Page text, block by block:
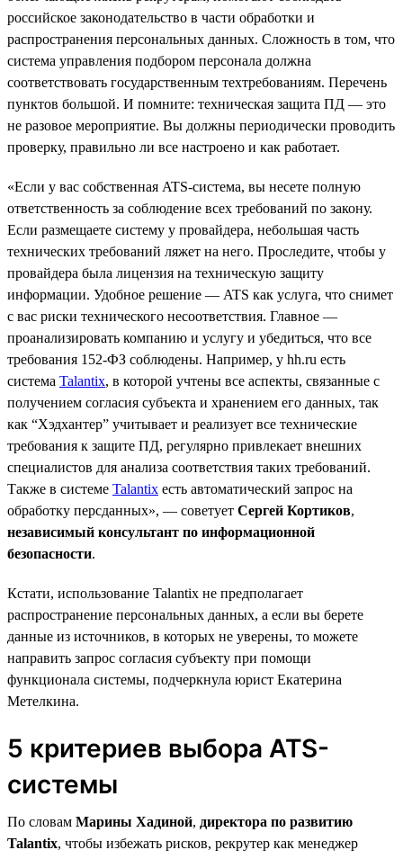
российское законодательство в части обработки и
распространения персональных данных. Сложность в том, что
система управления подбором персонала должна
соответствовать государственным техтребованиям. Перечень
пунктов большой. И помните: техническая защита ПД — это
не разовое мероприятие. Вы должны периодически проводить
проверку, правильно ли все настроено и как работает.
«Если у вас собственная ATS-система, вы несете полную
ответственность за соблюдение всех требований по закону.
Если размещаете систему у провайдера, небольшая часть
технических требований ляжет на него. Проследите, чтобы у
провайдера была лицензия на техническую защиту
информации. Удобное решение — ATS как услуга, что снимет
с вас риски технического несоответствия. Главное —
проанализировать компанию и услугу и убедиться, что все
требования 152-ФЗ соблюдены. Например, у hh.ru есть
система Talantix, в которой учтены все аспекты, связанные с
получением согласия субъекта и хранением его данных, так
как “Хэдхантер” учитывает и реализует все технические
требования к защите ПД, регулярно привлекает внешних
специалистов для анализа соответствия таких требований.
Также в системе Talantix есть автоматический запрос на
обработку персданных», — советует Сергей Кортиков,
независимый консультант по информационной
безопасности.
Кстати, использование Talantix не предполагает
распространение персональных данных, а если вы берете
данные из источников, в которых не уверены, то можете
направить запрос согласия субъекту при помощи
функционала системы, подчеркнула юрист Екатерина
Метелкина.
5 критериев выбора ATS-
системы
По словам Марины Хадиной, директора по развитию
Talantix, чтобы избежать рисков, рекрутер как менеджер